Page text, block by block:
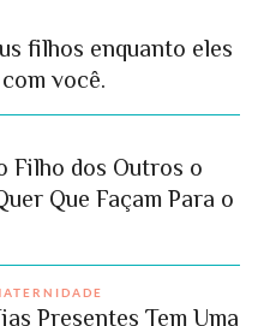
filhos enquanto eles
você.
Filho dos Outros o
Que Façam Para o
Presentes Tem Uma